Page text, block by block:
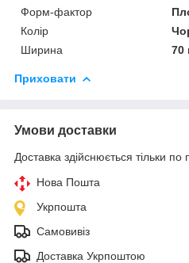
Форм-фактор
Колір
Ширина
70
Приховати
Умови доставки
Доставка здійснюється тільки по
Нова Пошта
Укрпошта
Самовивіз
Доставка Укрпоштою